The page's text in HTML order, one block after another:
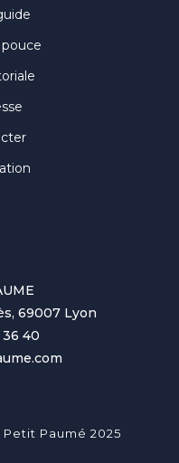
69007 Lyon
36 40
Paumé 2025